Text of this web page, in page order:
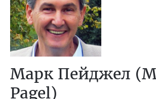
Марк Пейджел
Pagel)